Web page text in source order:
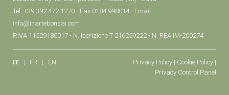
Tel. +39 392 472 1270 - Fax 0184 998014 - Email:
info@inartebonsai.com
P.IVA 11529180017 - N. Iscrizione T 216259222 - N. REA IM-200274
IT FR EN Privacy Policy | Cookie Policy |
Privacy Control Panel